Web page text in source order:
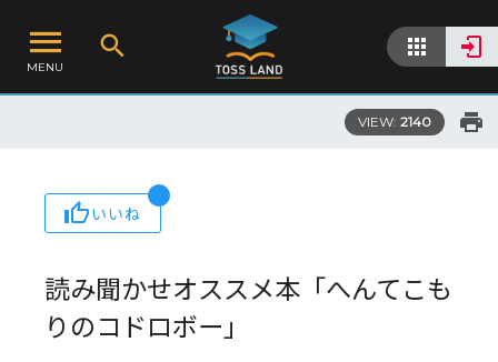
MENU
VIEW: 2140
いいね
読み聞かせオススメ本「へんてこも
りのコドロボー」